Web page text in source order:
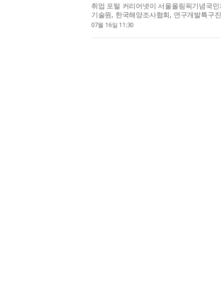
취업 포털 커리어넷이 서울올림픽기념국
기술원, 한국해양조사협회, 연구개발특구
서울올림픽기념국민체육진흥공단에서
07월 16일 11:30